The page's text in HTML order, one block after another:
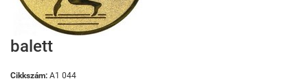
balett
Cikkszám: A1 044